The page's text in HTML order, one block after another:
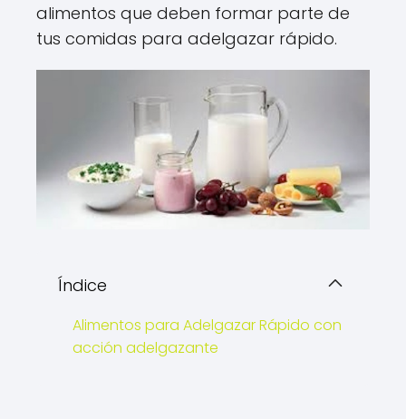
alimentos que deben formar parte de
tus comidas para adelgazar rápido.
Índice
Alimentos para Adelgazar Rápido con
acción adelgazante